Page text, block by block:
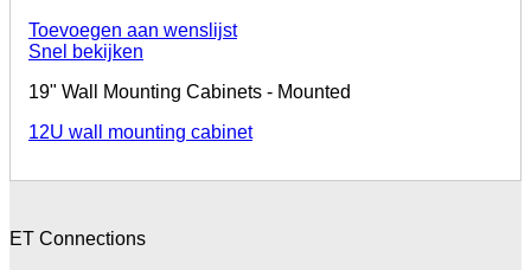
Toevoegen aan wenslijst
Snel bekijken
19" Wall Mounting Cabinets - Mounted
12U wall mounting cabinet
ET Connections